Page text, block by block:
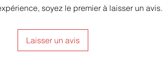
soyez le premier à laisser un avis.
Laisser un avis